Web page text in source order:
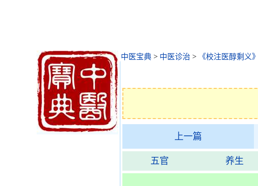
中医宝典 > 中医诊治 > 《校注医醇剩义》
上一篇
五官 养生